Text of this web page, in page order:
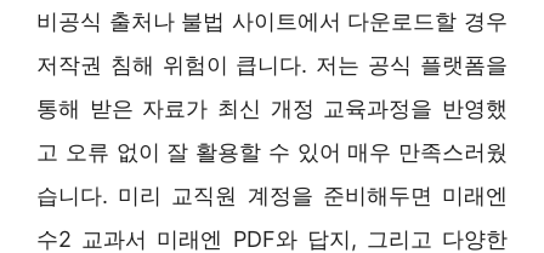
비공식 출처나 불법 사이트에서 다운로드할 경우
저작권 침해 위험이 큽니다. 저는 공식 플랫폼을
통해 받은 자료가 최신 개정 교육과정을 반영했
고 오류 없이 잘 활용할 수 있어 매우 만족스러웠
습니다. 미리 교직원 계정을 준비해두면 미래엔
수2 교과서 미래엔 PDF와 답지, 그리고 다양한